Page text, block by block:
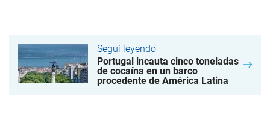
Seguí leyendo
Portugal incauta cinco toneladas
de cocaína en un barco
procedente de América Latina